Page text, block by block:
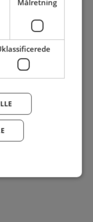
og værdierne
Genindlæs siden
Målretning